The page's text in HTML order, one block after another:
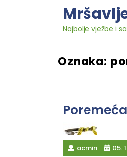
Najbolje vježbe i
Oznaka:
admin 05.